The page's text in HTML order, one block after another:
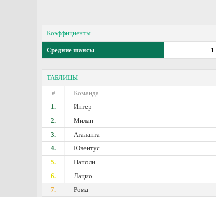
Коэффициенты
Средние шансы
ТАБЛИЦЫ
#
Команда
1.
Интер
2.
Милан
3.
Аталанта
4.
Ювентус
5.
Наполи
6.
Лацио
7.
Рома